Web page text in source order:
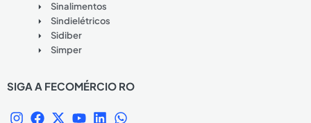
Sinalimentos
Sindielétricos
Sidiber
Simper
SIGA A FECOMÉRCIO RO
I
F
X
Y
L
W